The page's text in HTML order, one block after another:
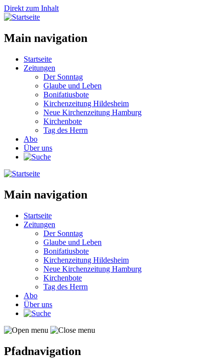
Direkt zum Inhalt
Main navigation
Startseite
Zeitungen
Der Sonntag
Glaube und Leben
Bonifatiusbote
Kirchenzeitung Hildesheim
Neue Kirchenzeitung Hamburg
Kirchenbote
Tag des Herrn
Abo
Über uns
Main navigation
Startseite
Zeitungen
Der Sonntag
Glaube und Leben
Bonifatiusbote
Kirchenzeitung Hildesheim
Neue Kirchenzeitung Hamburg
Kirchenbote
Tag des Herrn
Abo
Über uns
Pfadnavigation